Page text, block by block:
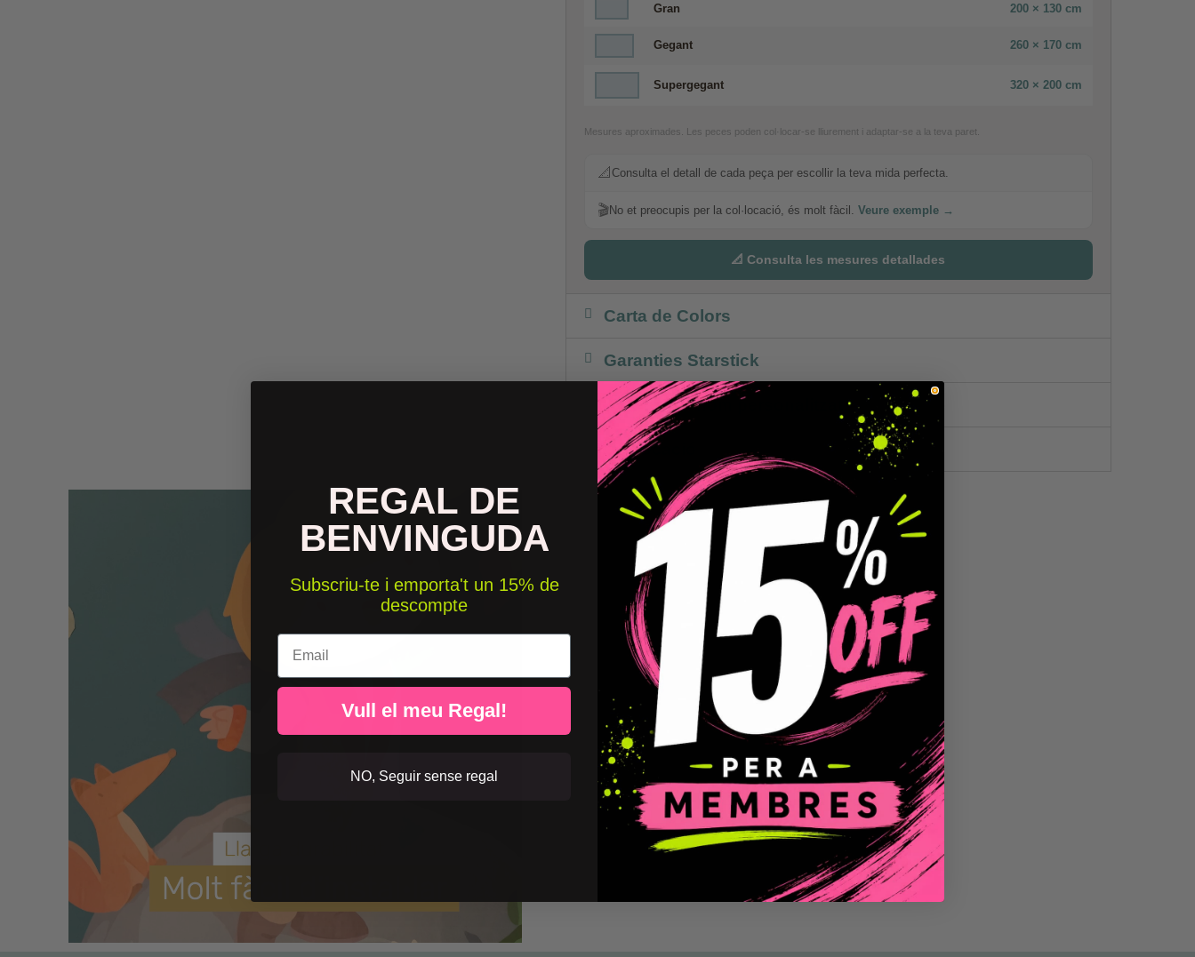
Gran 200 × 130 cm
Gegant 260 × 170 cm
Supergegant 320 × 200 cm
Mesures aproximades. Les peces poden col·locar-se lliurement i adaptar-se a la teva paret.
📐 Consulta el detall de cada peça per escollir la teva mida perfecta.
🎬No et preocupis per la col·locació, és molt fàcil. Veure exemple →
📐 Consulta les mesures detallades
Carta de Colors
Garanties Starstick
Afageix un nom personalitzat
Col·locació
REGAL DE
BENVINGUDA
Subscriu-te i emporta't un 15% de
descompte
Email
Vull el meu Regal!
NO, Seguir sense regal